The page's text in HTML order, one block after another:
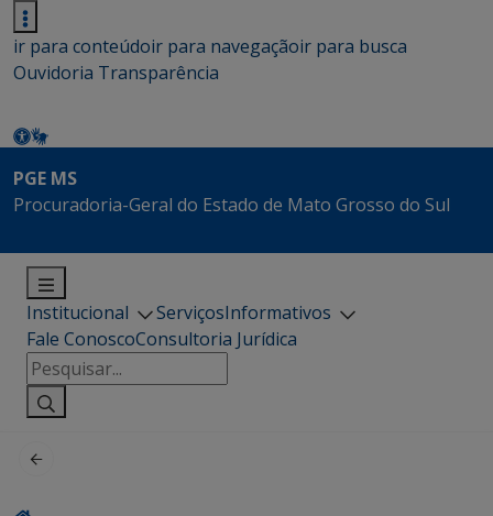
ir para conteúdoir para navegaçãoir para busca
Ouvidoria Transparência
PGE MS
Procuradoria-Geral do Estado de Mato Grosso do Sul
Institucional ServiçosInformativos
Fale ConoscoConsultoria Jurídica
Pesquisar
por: